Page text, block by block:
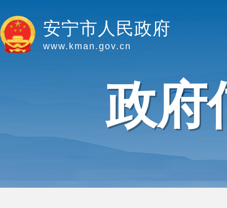
安宁市人民政府
www.kman.gov.cn
政府